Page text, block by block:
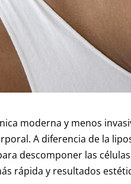
moderna y menos
A diferencia de la
descomponer las
rápida y resultados